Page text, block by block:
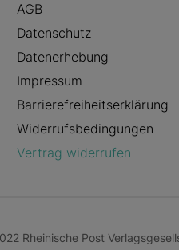
AGB
Datenschutz
Datenerhebung
Impressum
Barrierefreiheitserklärung
Widerrufsbedingungen
Vertrag widerrufen
Rheinische Post